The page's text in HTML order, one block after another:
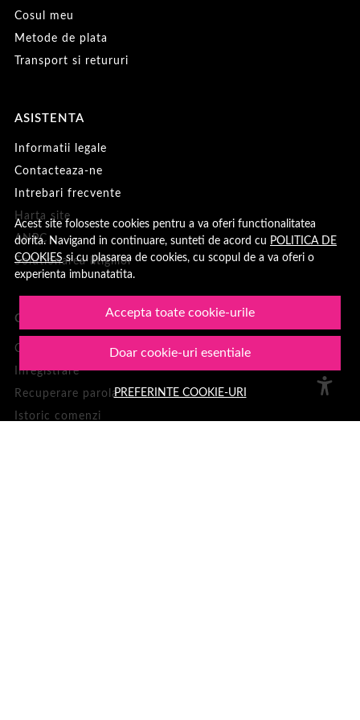
Acest site foloseste cookies pentru a va oferi functionalitatea
dorita. Navigand in continuare, sunteti de acord cu POLITICA DE
COOKIESsi cu plasarea de cookies, cu scopul de a va oferi o
experienta imbunatatita.
Accepta toate cookie-urile
Doar cookie-uri esentiale
PREFERINTE COOKIE-URI
Cosul meu
Metode de plata
Transport si retururi
ASISTENTA
Informatii legale
Contacteaza-ne
Intrebari frecvente
Harta site
ANPC
Solutionarea litigiilor
CONT CLIENT
Contul meu
Inregistrare
Recuperare parola
Istoric comenzi